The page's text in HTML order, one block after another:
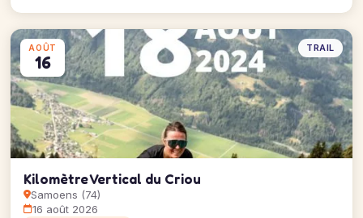
AOÛT
16
TRAIL
Kilomètre Vertical du Criou
Samoens (74)
16 août 2026